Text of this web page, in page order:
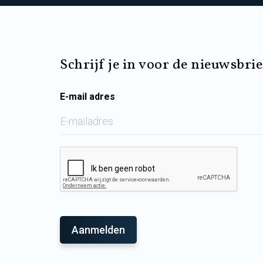
Schrijf je in voor de
E-mail adres